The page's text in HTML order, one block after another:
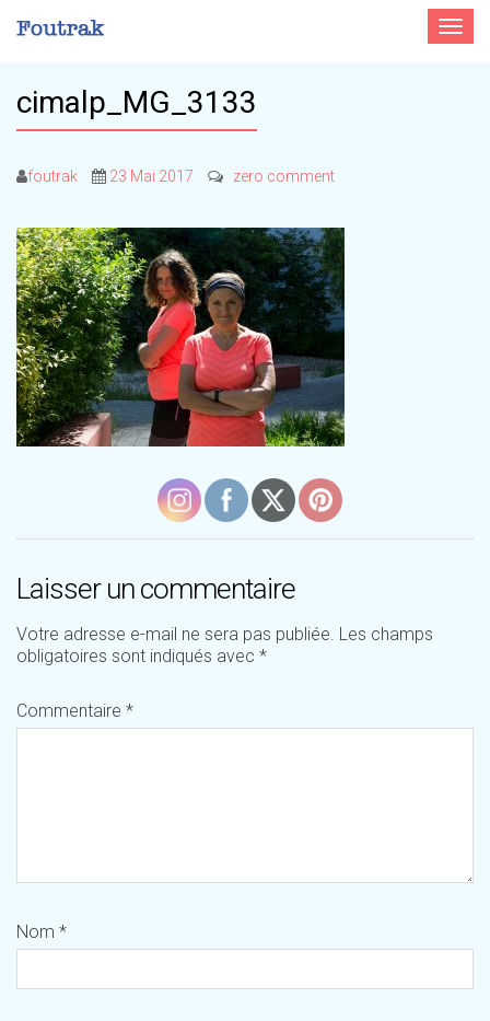
Toggle
cimalp_MG_3133
foutrak 23 Mai 2017 zero comment
Laisser un commentaire
Votre adresse e-mail ne sera pas publiée. Les champs
obligatoires sont indiqués avec *
Commentaire *
Nom *